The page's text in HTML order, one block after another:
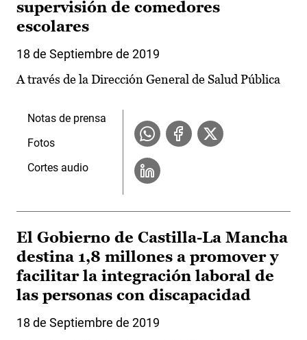
supervisión de comedores
escolares
18 de Septiembre de 2019
A través de la Dirección General de Salud Pública
Notas de prensa
Fotos
Cortes audio
El Gobierno de Castilla-La Mancha
destina 1,8 millones a promover y
facilitar la integración laboral de
las personas con discapacidad
18 de Septiembre de 2019